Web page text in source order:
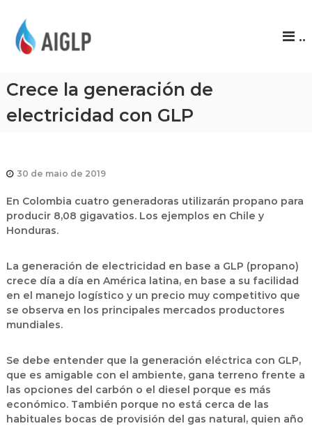
P
..
Crece la generación de
electricidad con GLP
30 de maio de 2019
En Colombia cuatro generadoras utilizarán propano para
producir 8,08 gigavatios. Los ejemplos en Chile y
Honduras.
La generación de electricidad en base a GLP (propano)
crece día a día en América latina, en base a su facilidad
en el manejo logístico y un precio muy competitivo que
se observa en los principales mercados productores
mundiales.
Se debe entender que la generación eléctrica con GLP,
que es amigable con el ambiente, gana terreno frente a
las opciones del carbón o el diesel porque es más
económico. También porque no está cerca de las
habituales bocas de provisión del gas natural, quien año